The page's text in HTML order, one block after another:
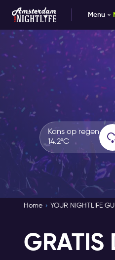
Menu
Kans op regen
14.2ºC
Home YOUR NIGHTLIFE
GRATIS